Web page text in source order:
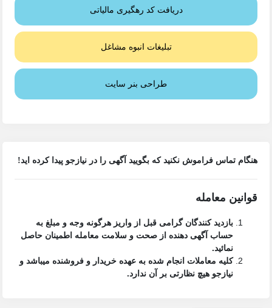
دریافت کد رهگیری مالیاتی
تبلیغات انبوه مشاغل
طراحی بنر سایت
هنگام تماس فراموش نکنید که بگویید آگهی را درنیازجوپیدا کرده اید!
قوانین معامله
بازدید کنندگان گرامی قبل از واریز هرگونه وجه و مبلغ به
حساب آگهی دهنده از صحت و سلامت معامله اطمینان حاصل
نمائید.
کلیه معاملات انجام شده به عهده خریدار و فروشنده میباشد و
نیازجو هیچ نظارتی بر آن ندارد.